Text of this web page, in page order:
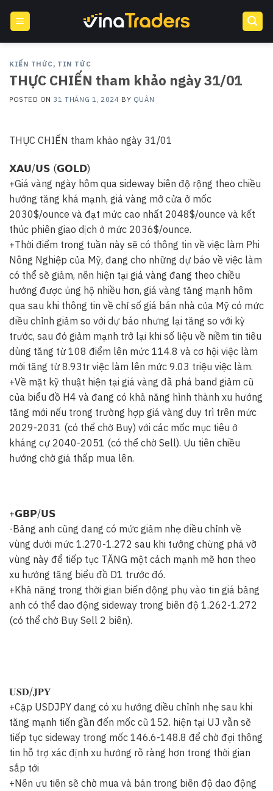
KIẾN THỨC , TIN TỨC
THỰC CHIẾN tham khảo ngày 31/01
POSTED ON 31 THÁNG 1, 2024 BY QUÂN
THỰC CHIẾN tham khảo ngày 31/01
𝗫𝗔𝗨/𝗨𝗦 (𝗚𝗢𝗟𝗗)
+Giá vàng ngày hôm qua sideway biên độ rộng theo chiều
hướng tăng khá mạnh, giá vàng mở cửa ở mốc
2030$/ounce và đạt mức cao nhất 2048$/ounce và kết
thúc phiên giao dịch ở mức 2036$/ounce.
+Thời điểm trong tuần này sẽ có thông tin về việc làm Phi
Nông Nghiệp của Mỹ, đang cho những dự báo về việc làm
có thể sẽ giảm, nên hiện tại giá vàng đang theo chiều
hướng được ủng hộ nhiều hơn, giá vàng tăng mạnh hôm
qua sau khi thông tin về chỉ số giá bán nhà của Mỹ có mức
điều chỉnh giảm so với dự báo nhưng lại tăng so với kỳ
trước, sau đó giảm mạnh trở lại khi số liệu về niềm tin tiêu
dùng tăng từ 108 điểm lên mức 114.8 và cơ hội việc làm
mới tăng từ 8.93tr việc làm lên mức 9.03 triệu việc làm.
+Về mặt kỹ thuật hiện tại giá vàng đã phá band giảm cũ
của biểu đồ H4 và đang có khả năng hình thành xu hướng
tăng mới nếu trong trường hợp giá vàng duy trì trên mức
2029-2031 (có thể chờ Buy) với các mốc mục tiêu ở
kháng cự 2040-2051 (có thể chờ Sell). Ưu tiên chiều
hướng chờ giá thấp mua lên.
+𝗚𝗕𝗣/𝗨𝗦
-Bảng anh cũng đang có mức giảm nhẹ điều chỉnh về
vùng dưới mức 1.270-1.272 sau khi tưởng chừng phá vỡ
vùng này để tiếp tục TĂNG một cách mạnh mẽ hơn theo
xu hướng tăng biểu đồ D1 trước đó.
+Khả năng trong thời gian biến động phụ vào tin giá bảng
anh có thể dao động sideway trong biên độ 1.262-1.272
(có thể chờ Buy Sell 2 biên).
𝐔𝐒𝐃/𝐉𝐏𝐘
+Cặp USDJPY đang có xu hướng điều chỉnh nhẹ sau khi
tăng mạnh tiến gần đến mốc cũ 152. hiện tại UJ vẫn sẽ
tiếp tục sideway trong mốc 146.6-148.8 để chờ đợi thông
tin hỗ trợ xác định xu hướng rõ ràng hơn trong thời gian
sắp tới
+Nên ưu tiên sẽ chờ mua và bán trong biên độ dao động